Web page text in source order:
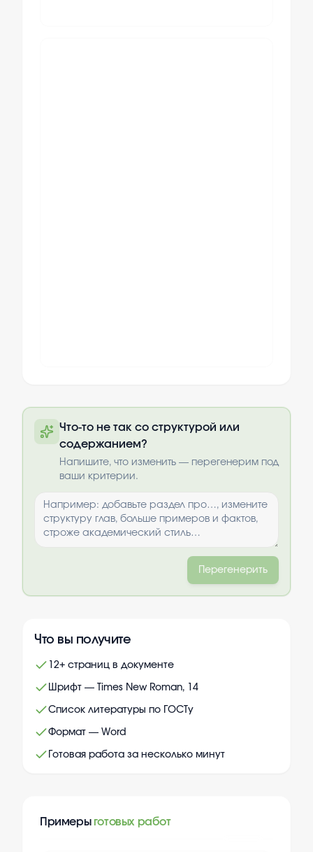
оплаты
Что-то не так со структурой или
содержанием?
Напишите, что изменить — перегенерим под
ваши критерии.
Перегенерить
Что вы получите
12+ страниц в документе
Шрифт — Times New Roman, 14
Список литературы по ГОСТу
Формат — Word
Готовая работа за несколько минут
Примеры готовых работ